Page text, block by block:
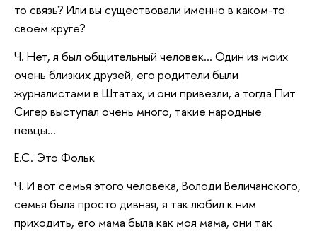
то связь? Или вы существовали именно в каком-то
своем круге?
Ч. Нет, я был общительный человек… Один из моих
очень близких друзей, его родители были
журналистами в Штатах, и они привезли, а тогда Пит
Сигер выступал очень много, такие народные
певцы…
Е.С. Это Фольк
Ч. И вот семья этого человека, Володи Величанского,
семья была просто дивная, я так любил к ним
приходить, его мама была как моя мама, они так